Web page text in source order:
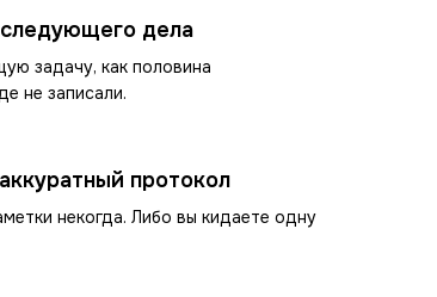
дела
задачу, как половина
не записали.
протокол
некогда. Либо вы кидаете одну